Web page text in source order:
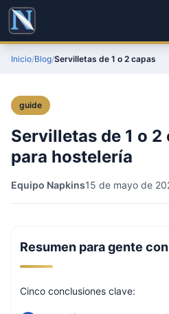
Inicio/Blog/Servilletas de 1 o 2 capas
guide
Servilletas de 1 o 2
para hostelería
Equipo Napkins15 de mayo de
Resumen para gente
Cinco conclusiones clave: